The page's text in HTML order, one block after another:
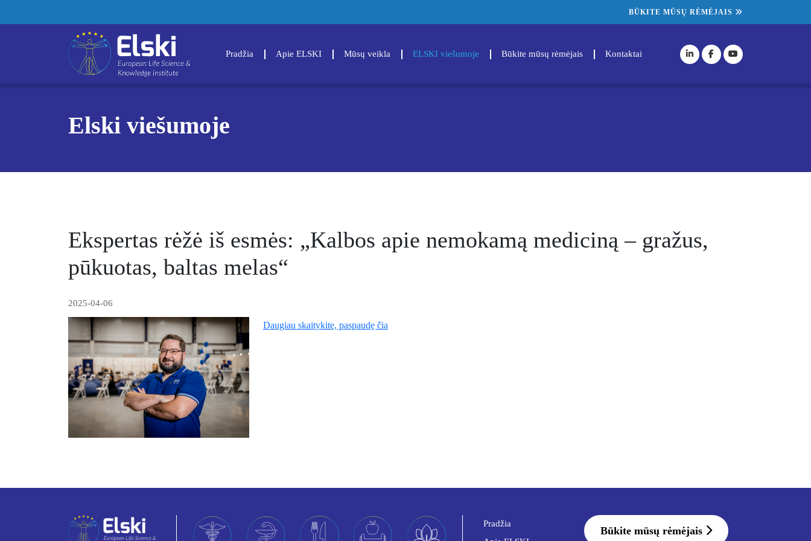
BŪKITE MŪSŲ RĖMĖJAIS
Pradžia Apie ELSKI Mūsų veikla ELSKI viešumoje Būkite mūsų rėmėjais Kontaktai
Elski viešumoje
Ekspertas rėžė iš esmės: „Kalbos apie nemokamą mediciną – gražus,
pūkuotas, baltas melas“
2025-04-06
Daugiau skaitykite, paspaudę čia
Pradžia
Būkite mūsų rėmėjais